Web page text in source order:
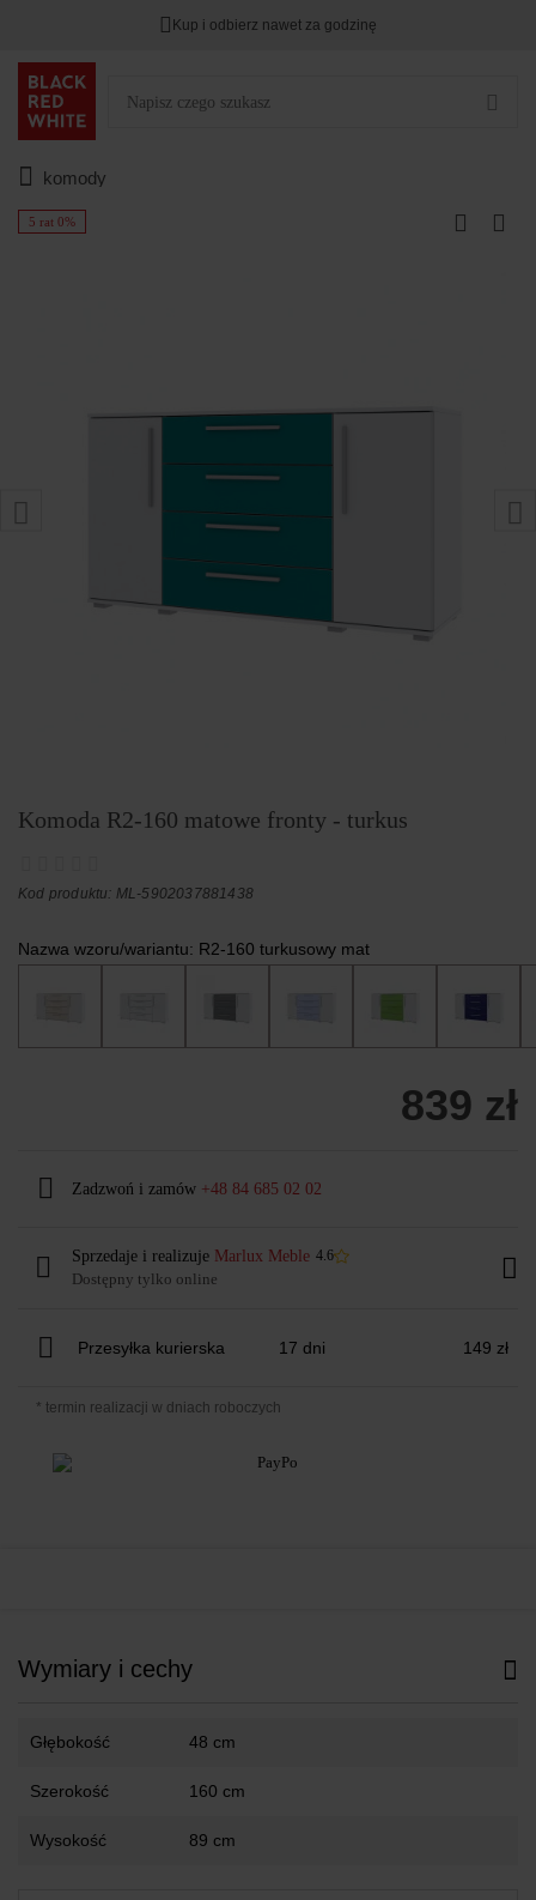
Kup i odbierz nawet za godzinę
komody
5 rat 0%
Komoda R2-160 matowe fronty - turkus
Kod produktu: ML-5902037881438
Nazwa wzoru/wariantu: R2-160 turkusowy mat
839 zł
Zadzwoń i zamów +48 84 685 02 02
Sprzedaje i realizuje Marlux Meble 4.6
Dostępny tylko online
Przesyłka kurierska 17 dni 149 zł
* termin realizacji w dniach roboczych
Wymiary i cechy
Głębokość 48 cm
Szerokość 160 cm
Wysokość 89 cm